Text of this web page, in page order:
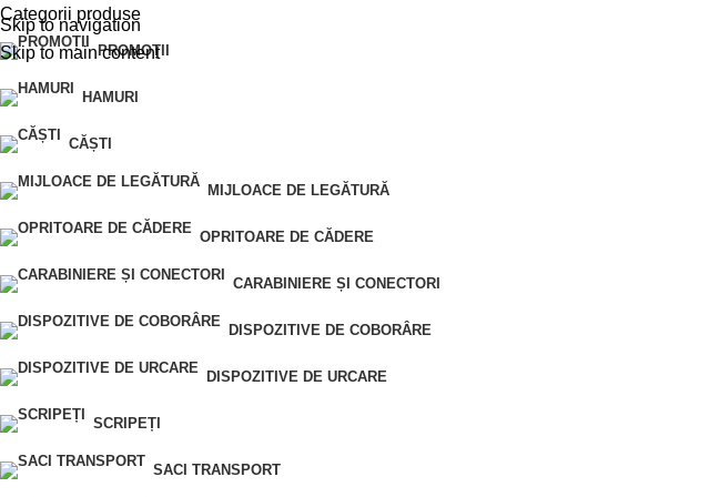
Skip to navigation
Skip to main content
Categorii produse
PROMOȚII
HAMURI
CĂȘTI
MIJLOACE DE LEGĂTURĂ
OPRITOARE DE CĂDERE
CARABINIERE ȘI CONECTORI
DISPOZITIVE DE COBORÂRE
DISPOZITIVE DE URCARE
SCRIPEȚI
SACI TRANSPORT